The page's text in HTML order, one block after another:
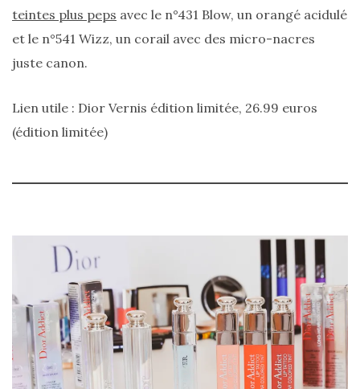
teintes plus peps avec le n°431 Blow, un orangé acidulé
et le n°541 Wizz, un corail avec des micro-nacres
juste canon.
Lien utile : Dior Vernis édition limitée, 26.99 euros
(édition limitée)